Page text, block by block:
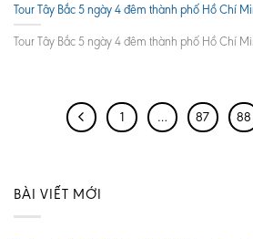
Tour Tây Bắc 5 ngày 4 đêm thành phố Hồ Chí
Tour Tây Bắc 5 ngày 4 đêm thành phố Hồ Chí
1 … 87 88
BÀI VIẾT MỚI